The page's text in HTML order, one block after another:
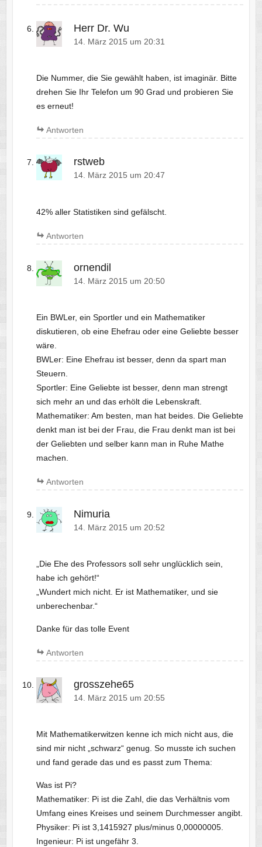
Herr Dr. Wu
14. März 2015 um 20:31
Die Nummer, die Sie gewählt haben, ist imaginär. Bitte
drehen Sie Ihr Telefon um 90 Grad und probieren Sie
es erneut!
Antworten
rstweb
14. März 2015 um 20:47
42% aller Statistiken sind gefälscht.
Antworten
ornendil
14. März 2015 um 20:50
Ein BWLer, ein Sportler und ein Mathematiker
diskutieren, ob eine Ehefrau oder eine Geliebte besser
wäre.
BWLer: Eine Ehefrau ist besser, denn da spart man
Steuern.
Sportler: Eine Geliebte ist besser, denn man strengt
sich mehr an und das erhölt die Lebenskraft.
Mathematiker: Am besten, man hat beides. Die Geliebte
denkt man ist bei der Frau, die Frau denkt man ist bei
der Geliebten und selber kann man in Ruhe Mathe
machen.
Antworten
Nimuria
14. März 2015 um 20:52
„Die Ehe des Professors soll sehr unglücklich sein,
habe ich gehört!“
„Wundert mich nicht. Er ist Mathematiker, und sie
unberechenbar.“
Danke für das tolle Event
Antworten
grosszehe65
14. März 2015 um 20:55
Mit Mathematikerwitzen kenne ich mich nicht aus, die
sind mir nicht „schwarz“ genug. So musste ich suchen
und fand gerade das und es passt zum Thema:
Was ist Pi?
Mathematiker: Pi ist die Zahl, die das Verhältnis vom
Umfang eines Kreises und seinem Durchmesser angibt.
Physiker: Pi ist 3,1415927 plus/minus 0,00000005.
Ingenieur: Pi ist ungefähr 3.